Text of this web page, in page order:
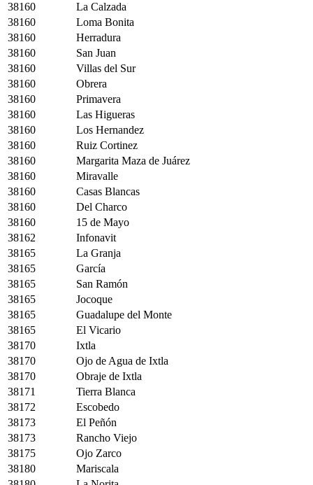
38160
La Calzada
38160
Loma Bonita
38160
Herradura
38160
San Juan
38160
Villas del Sur
38160
Obrera
38160
Primavera
38160
Las Higueras
38160
Los Hernandez
38160
Ruiz Cortinez
38160
Margarita Maza de Juárez
38160
Miravalle
38160
Casas Blancas
38160
Del Charco
38160
15 de Mayo
38162
Infonavit
38165
La Granja
38165
García
38165
San Ramón
38165
Jocoque
38165
Guadalupe del Monte
38165
El Vicario
38170
Ixtla
38170
Ojo de Agua de Ixtla
38170
Obraje de Ixtla
38171
Tierra Blanca
38172
Escobedo
38173
El Peñón
38173
Rancho Viejo
38175
Ojo Zarco
38180
Mariscala